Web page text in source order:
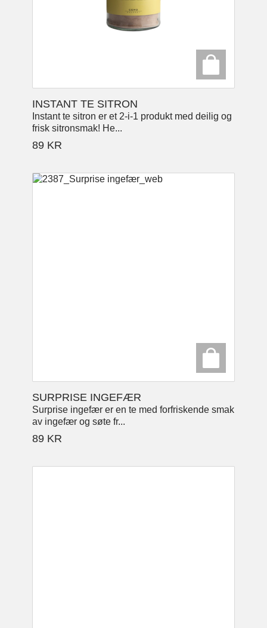
INSTANT TE SITRON
Instant te sitron er et 2-i-1 produkt med deilig og
frisk sitronsmak! He...
89 KR
SURPRISE INGEFÆR
Surprise ingefær er en te med forfriskende smak
av ingefær og søte fr...
89 KR